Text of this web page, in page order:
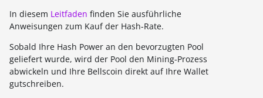
In diesem Leitfaden finden Sie ausführliche
Anweisungen zum Kauf der Hash-Rate.
Sobald Ihre Hash Power an den bevorzugten Pool
geliefert wurde, wird der Pool den Mining-Prozess
abwickeln und Ihre Bellscoin direkt auf Ihre Wallet
gutschreiben.